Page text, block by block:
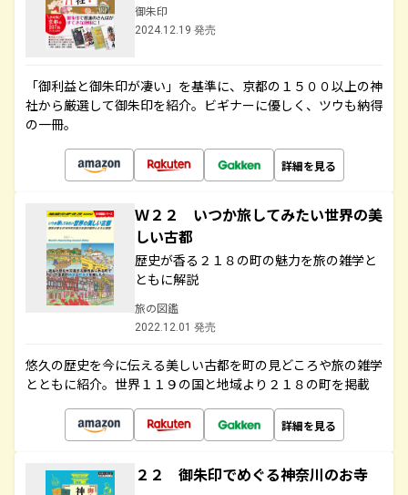
御朱印
2024.12.19 発売
「御利益と御朱印が凄い」を基準に、京都の１５００以上の神
社から厳選して御朱印を紹介。ビギナーに優しく、ツウも納得
の一冊。
詳細を見る
Ｗ２２ いつか旅してみたい世界の美
しい古都
歴史が香る２１８の町の魅力を旅の雑学と
ともに解説
旅の図鑑
2022.12.01 発売
悠久の歴史を今に伝える美しい古都を町の見どころや旅の雑学
とともに紹介。世界１１９の国と地域より２１８の町を掲載
詳細を見る
２２ 御朱印でめぐる神奈川のお寺